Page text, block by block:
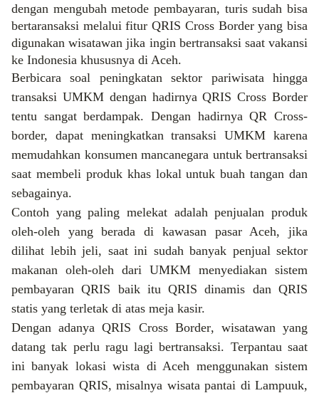
dengan mengubah metode pembayaran, turis sudah bisa
bertaransaksi melalui fitur QRIS Cross Border yang bisa
digunakan wisatawan jika ingin bertransaksi saat vakansi
ke Indonesia khususnya di Aceh.
Berbicara soal peningkatan
sektor pariwisata hingga
transaksi UMKM dengan hadirnya QRIS Cross Border
tentu sangat berdampak. Dengan hadirnya QR Cross-
border, dapat meningkatkan transaksi UMKM karena
memudahkan konsumen mancanegara untuk bertransaksi
saat membeli produk khas lokaluntukbuah tangan dan
sebagainya.
Contoh yang paling melekat adalah penjualan produk
oleh-oleh yang berada di kawasan pasar Aceh, jika
dilihat lebih jeli, saat ini sudah banyak penjual sektor
makanan oleh-oleh dari UMKM menyediakan sistem
pembayaran QRIS baik itu QRIS dinamis dan QRIS
statis yang terletak di atas meja kasir.
Dengan adanya QRIS Cross Border, wisatawan yang
datang tak perlu ragu lagi bertransaksi. Terpantau saat
ini banyak lokasi wista di Aceh menggunakan sistem
pembayaran QRIS, misalnya wisata pantai di Lampuuk,